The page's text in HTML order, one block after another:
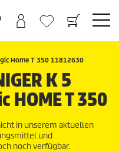
Home T 350 11812630
K 5
HOME T 350
in unserem aktuellen
und
noch verfügbar.